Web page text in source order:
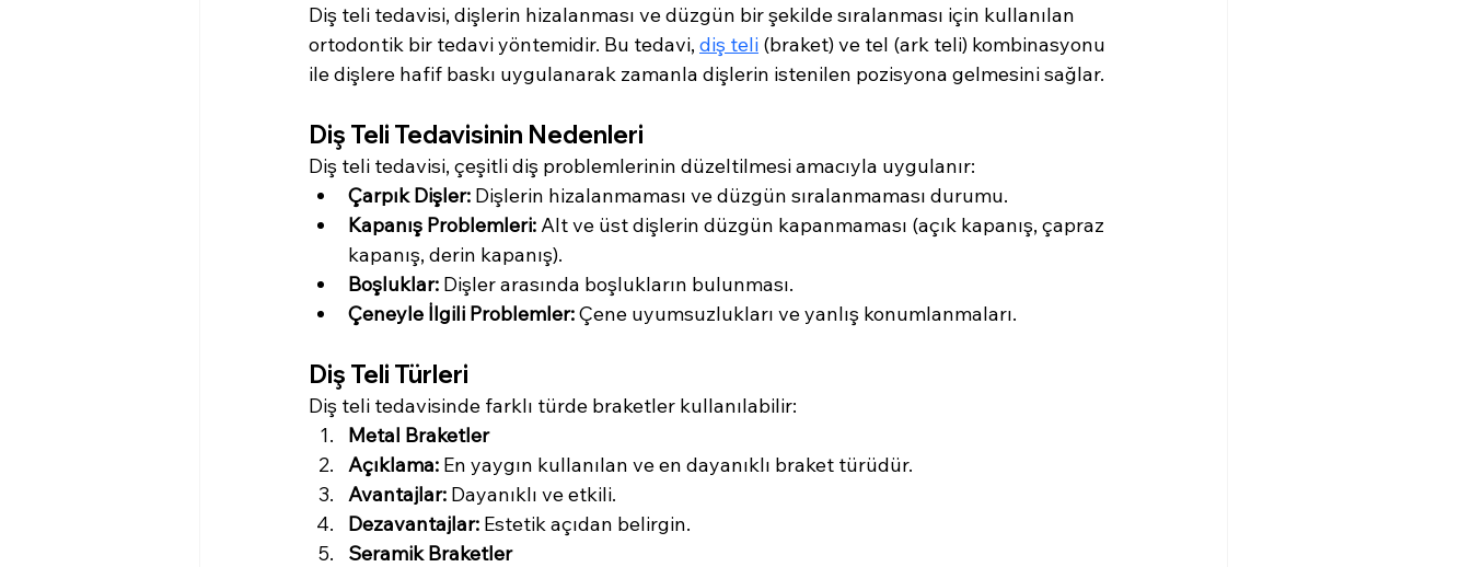
Diş teli tedavisi, dişlerin hizalanması ve düzgün bir şekilde sıralanması için kullanılan
ortodontik bir tedavi yöntemidir. Bu tedavi, diş teli (braket) ve tel (ark teli) kombinasyonu
ile dişlere hafif baskı uygulanarak zamanla dişlerin istenilen pozisyona gelmesini sağlar.
Diş Teli Tedavisinin Nedenleri
Diş teli tedavisi, çeşitli diş problemlerinin düzeltilmesi amacıyla uygulanır:
Çarpık Dişler: Dişlerin hizalanmaması ve düzgün sıralanmaması durumu.
Kapanış Problemleri: Alt ve üst dişlerin düzgün kapanmaması (açık kapanış, çapraz
kapanış, derin kapanış).
Boşluklar: Dişler arasında boşlukların bulunması.
Çeneyle İlgili Problemler: Çene uyumsuzlukları ve yanlış konumlanmaları.
Diş Teli Türleri
Diş teli tedavisinde farklı türde braketler kullanılabilir:
Metal Braketler
Açıklama: En yaygın kullanılan ve en dayanıklı braket türüdür.
Avantajlar: Dayanıklı ve etkili.
Dezavantajlar: Estetik açıdan belirgin.
Seramik Braketler